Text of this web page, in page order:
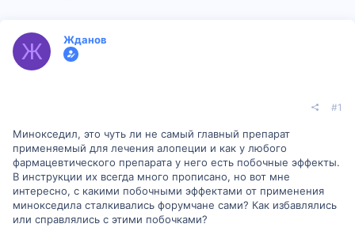
е
м
ы
ч
а
л
а
Ж Жданов
#1
Минокседил, это чуть ли не самый главный препарат
применяемый для лечения алопеции и как у любого
фармацевтического препарата у него есть побочные эффекты.
В инструкции их всегда много прописано, но вот мне
интересно, с какими побочными эффектами от применения
минокседила сталкивались форумчане сами? Как избавлялись
или справлялись с этими побочками?